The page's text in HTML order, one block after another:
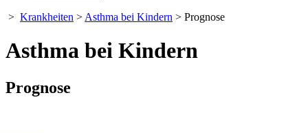
> Krankheiten > Asthma bei Kindern > Prognose
Asthma bei Kindern
Prognose